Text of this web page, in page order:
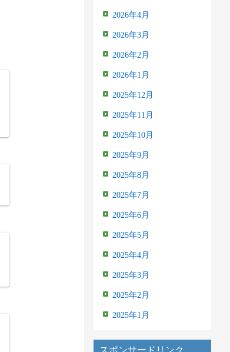
2026年4月
2026年3月
2026年2月
2026年1月
2025年12月
2025年11月
2025年10月
2025年9月
2025年8月
2025年7月
2025年6月
2025年5月
2025年4月
2025年3月
2025年2月
2025年1月
スポンサードリンク